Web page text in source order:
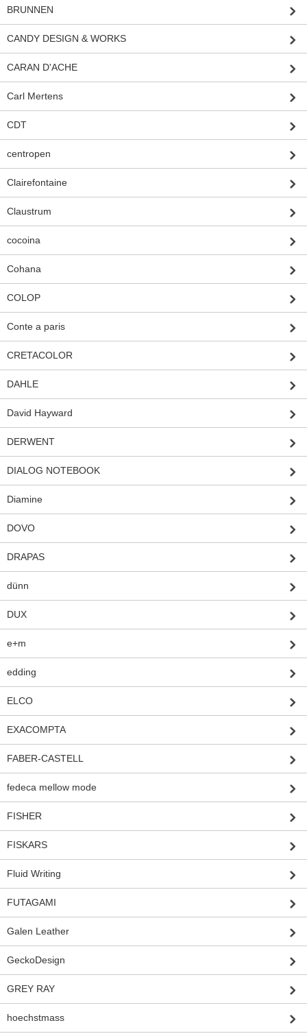
BRUNNEN
CANDY DESIGN & WORKS
CARAN D'ACHE
Carl Mertens
CDT
centropen
Clairefontaine
Claustrum
cocoina
Cohana
COLOP
Conte a paris
CRETACOLOR
DAHLE
David Hayward
DERWENT
DIALOG NOTEBOOK
Diamine
DOVO
DRAPAS
dünn
DUX
e+m
edding
ELCO
EXACOMPTA
FABER-CASTELL
fedeca mellow mode
FISHER
FISKARS
Fluid Writing
FUTAGAMI
Galen Leather
GeckoDesign
GREY RAY
hoechstmass